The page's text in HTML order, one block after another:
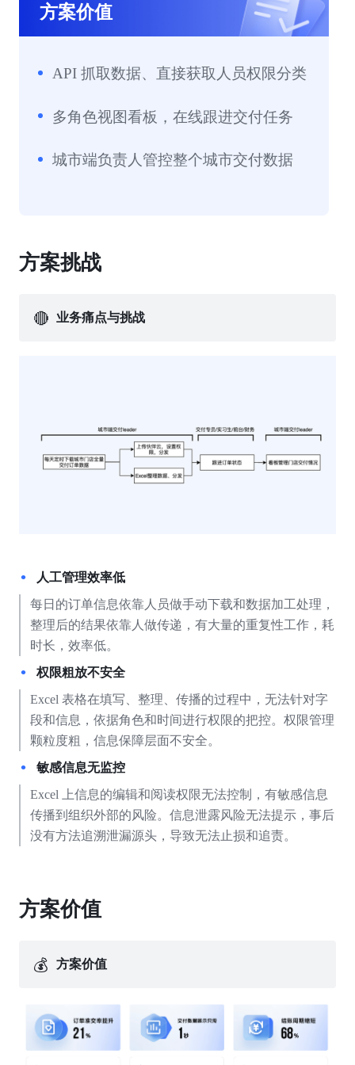
方案价值
API 抓取数据、直接获取人员权限分类
多角色视图看板，在线跟进交付任务
城市端负责人管控整个城市交付数据
方案挑战
🔴 业务痛点与挑战
人工管理效率低
每日的订单信息依靠人员做手动下载和数据加工处理，
整理后的结果依靠人做传递，有大量的重复性工作，耗
时长，效率低。
权限粗放不安全
Excel 表格在填写、整理、传播的过程中，无法针对字
段和信息，依据角色和时间进行权限的把控。权限管理
颗粒度粗，信息保障层面不安全。
敏感信息无监控
Excel 上信息的编辑和阅读权限无法控制，有敏感信息
传播到组织外部的风险。信息泄露风险无法提示，事后
没有方法追溯泄漏源头，导致无法止损和追责。
方案价值
💰 方案价值